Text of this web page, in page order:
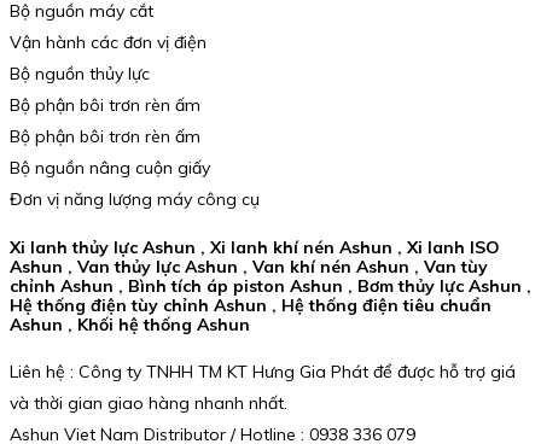
Bộ nguồn máy cắt
Vận hành các đơn vị điện
Bộ nguồn thủy lực
Bộ phận bôi trơn rèn ấm
Bộ phận bôi trơn rèn ấm
Bộ nguồn nâng cuộn giấy
Đơn vị năng lượng máy công cụ
Xi lanh thủy lực Ashun , Xi lanh khí nén Ashun , Xi lanh ISO
Ashun , Van thủy lực Ashun , Van khí nén Ashun , Van tùy
chỉnh Ashun , Bình tích áp piston Ashun , Bơm thủy lực Ashun ,
Hệ thống điện tùy chỉnh Ashun , Hệ thống điện tiêu chuẩn
Ashun , Khối hệ thống Ashun
Liên hệ : Công ty TNHH TM KT Hưng Gia Phát để được hỗ trợ giá
và thời gian giao hàng nhanh nhất.
Ashun Viet Nam Distributor / Hotline : 0938 336 079